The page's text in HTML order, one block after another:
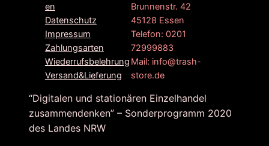
en
Datenschutz
Impressum
Zahlungsarten
Wiederrufsbelehrung
Versand&Lieferung
Brunnenstr. 42
45128 Essen
Telefon: 0201
72999883
Mail: info@trash-
store.de
“Digitalen und stationären Einzelhandel
zusammendenken” – Sonderprogramm 2020
des Landes NRW